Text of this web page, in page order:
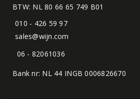
BTW: NL 80 66 65 749 B01
010 - 426 59 97
sales@wijn.com
06 - 82061036
Bank nr: NL 44 INGB 0006826670